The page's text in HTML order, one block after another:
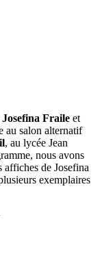
Josefina Fraile et
au salon alternatif
, au lycée Jean
nous avons
affiches de Josefina
exemplaires